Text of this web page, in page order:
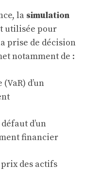
la simulation
utilisée pour
prise de décision
notamment de :
d’un
d’un
financier
des actifs